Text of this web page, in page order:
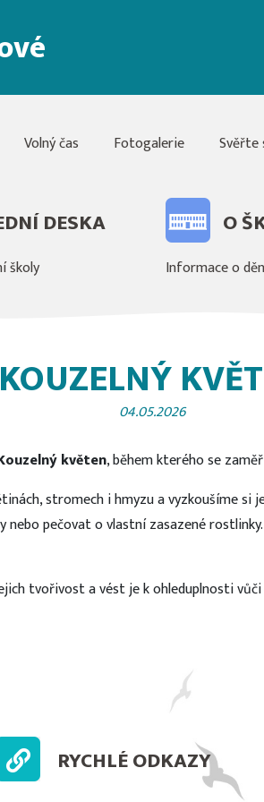
Volný čas Fotogalerie Svěřte
DESKA
školy
O
Informace o
KOUZELNÝ
04.05.2026
květen, během kterého se
stromech i hmyzu a vyzkoušíme si
pečovat o vlastní zasazené
tvořivost a vést je k ohleduplnosti
RYCHLÉ ODKAZY